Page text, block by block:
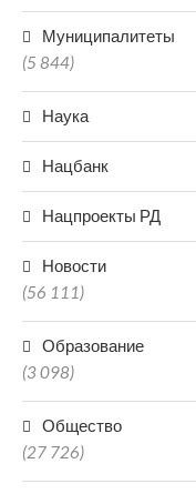
Муниципалитеты
(5 844)
Наука
Нацбанк
Нацпроекты РД
Новости
(56 111)
Образование
(3 098)
Общество
(27 726)